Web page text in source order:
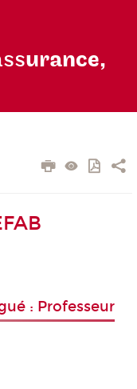
urance,
: Professeur